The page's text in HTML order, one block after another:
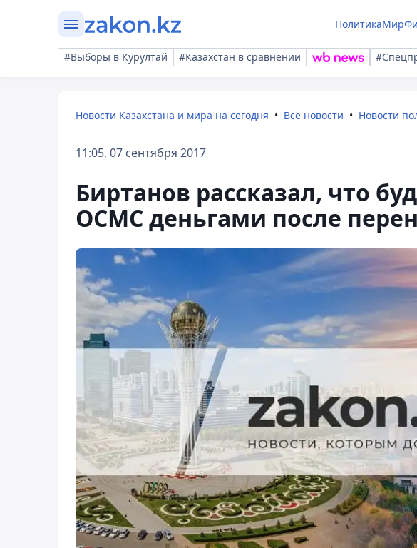
ПолитикаМир
#Выборы в Курултай #Казахстан в сравнении
Новости Казахстана и мира на сегодня Все новости Новости
11:05, 07 сентября 2017
Биртанов рассказал, что
ОСМС деньгами после